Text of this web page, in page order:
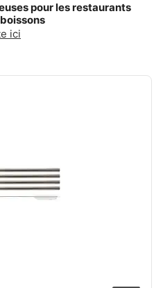
pour les restaurants
ici